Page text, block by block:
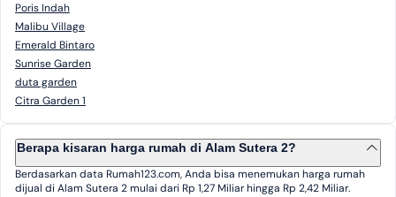
Poris Indah
Malibu Village
Emerald Bintaro
Sunrise Garden
duta garden
Citra Garden 1
Berapa kisaran harga rumah di Alam Sutera 2?
Berdasarkan data Rumah123.com, Anda bisa menemukan harga rumah
dijual di Alam Sutera 2 mulai dari Rp 1,27 Miliar hingga Rp 2,42 Miliar.